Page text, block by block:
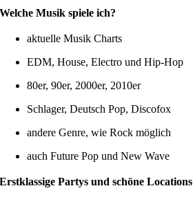
Welche Musik spiele ich?
aktuelle Musik Charts
EDM, House, Electro und Hip-Hop
80er, 90er, 2000er, 2010er
Schlager, Deutsch Pop, Discofox
andere Genre, wie Rock möglich
auch Future Pop und New Wave
Erstklassige Partys und schöne Locations